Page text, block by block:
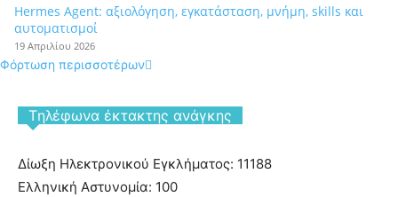
Hermes Agent: αξιολόγηση, εγκατάσταση, μνήμη, skills και
αυτοματισμοί
19 Απριλίου 2026
Φόρτωση περισσοτέρων
Tηλέφωνα έκτακτης ανάγκης
Δίωξη Ηλεκτρονικού Εγκλήματος: 11188
Ελληνική Αστυνομία: 100